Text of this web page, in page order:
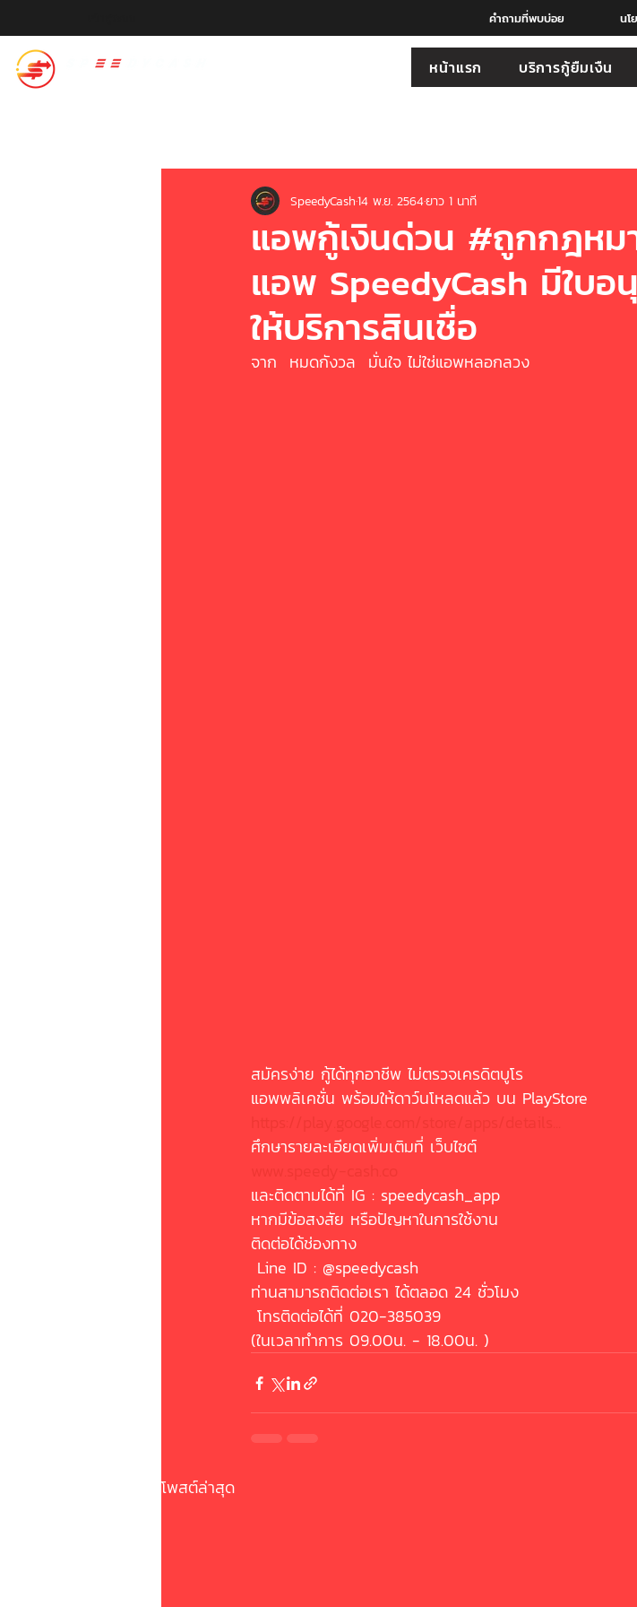
คำถามที่พบบ่อย นโ
หน้าแรก บริการกู้ยืมเงืน
แอพกู้เงินด่วน #ถูกกฎหม
แอพ SpeedyCash มีใบ
ให้บริการสินเชื่อ
SpeedyCash14 พ.ย. 2564ยาว 1 นาที
จาก  หมดกังวล  มั่นใจ ไม่ใช่แอพหลอกลวง
สมัครง่าย กู้ได้ทุกอาชีพ ไม่ตรวจเครดิตบูโร
แอพพลิเคชั่น พร้อมให้ดาว์นโหลดแล้ว บน PlayStore
ศึกษารายละเอียดเพิ่มเติมที่ เว็บไซต์
และติดตามได้ที่ IG : speedycash_app
หากมีข้อสงสัย หรือปัญหาในการใช้งาน
ติดต่อได้ช่องทาง
Line ID : @speedycash
ท่านสามารถติดต่อเรา ได้ตลอด 24 ชั่วโมง
โทรติดต่อได้ที่ 020-385039
(ในเวลาทำการ 09.00น. - 18.00น. )
โพสต์ล่าสุด